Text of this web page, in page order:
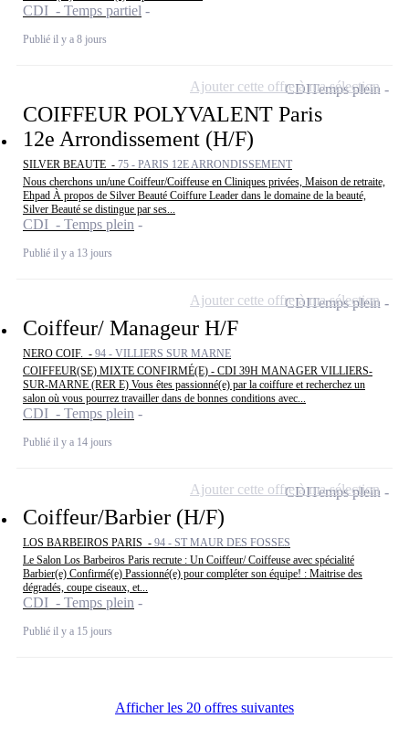
CDI - Temps partiel
Publié il y a 8 jours
COIFFEUR POLYVALENT Paris
12e Arrondissement (H/F)
SILVER BEAUTE - 75 - PARIS 12E ARRONDISSEMENT
Nous cherchons un/une Coiffeur/Coiffeuse en Cliniques privées, Maison de retraite,
Ehpad À propos de Silver Beauté Coiffure Leader dans le domaine de la beauté,
Silver Beauté se distingue par ses...
CDI - Temps plein
Publié il y a 13 jours
CDITemps plein
Ajouter cette offre à ma sélection
Coiffeur/ Manageur H/F
NERO COIF. - 94 - VILLIERS SUR MARNE
COIFFEUR(SE) MIXTE CONFIRMÉ(E) - CDI 39H MANAGER VILLIERS-
SUR-MARNE (RER E) Vous êtes passionné(e) par la coiffure et recherchez un
salon où vous pourrez travailler dans de bonnes conditions avec...
CDI - Temps plein
Publié il y a 14 jours
CDITemps plein
Ajouter cette offre à ma sélection
Coiffeur/Barbier (H/F)
LOS BARBEIROS PARIS - 94 - ST MAUR DES FOSSES
Le Salon Los Barbeiros Paris recrute : Un Coiffeur/ Coiffeuse avec spécialité
Barbier(e) Confirmé(e) Passionné(e) pour compléter son équipe! : Maitrise des
dégradés, coupe ciseaux, et...
CDI - Temps plein
Publié il y a 15 jours
CDITemps plein
Ajouter cette offre à ma sélection
Afficher les 20 offres suivantes